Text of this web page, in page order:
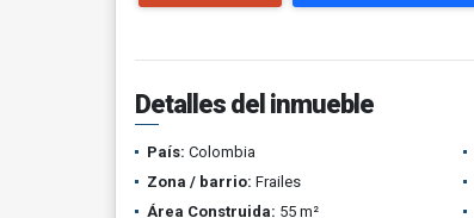
Detalles del inmueble
País: Colombia
Zona / barrio: Frailes
Área Construida: 55 m²